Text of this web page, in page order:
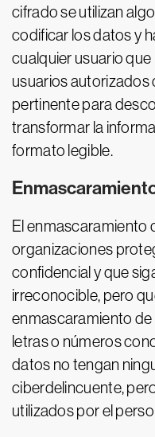
cifrado se utilizan
codificar los datos y
cualquier usuario
usuarios autorizados
pertinente para
transformar la
formato legible.
El enmascaramiento
organizaciones
confidencial y que
irreconocible, pero
enmascaramiento
letras o números
datos no tengan
ciberdelincuente,
utilizados por el